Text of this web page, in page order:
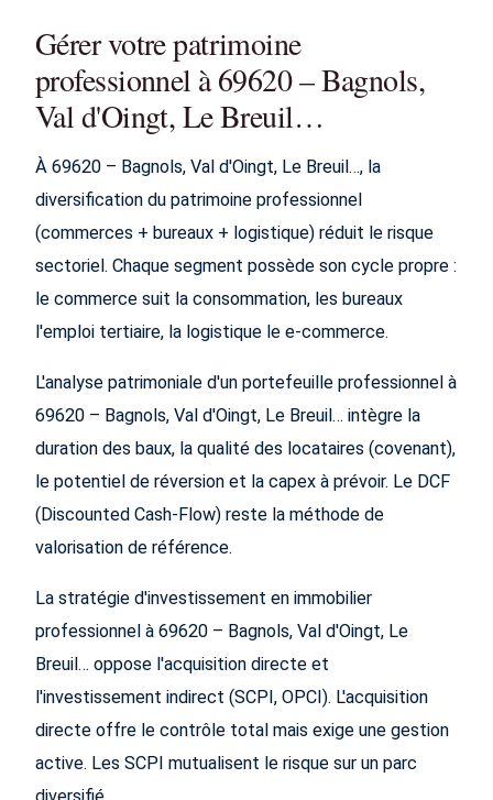
Gérer votre patrimoine
professionnel à 69620 – Bagnols,
Val d'Oingt, Le Breuil…
À 69620 – Bagnols, Val d'Oingt, Le Breuil…, la
diversification du patrimoine professionnel
(commerces + bureaux + logistique) réduit le risque
sectoriel. Chaque segment possède son cycle propre :
le commerce suit la consommation, les bureaux
l'emploi tertiaire, la logistique le e-commerce.
L'analyse patrimoniale d'un portefeuille professionnel à
69620 – Bagnols, Val d'Oingt, Le Breuil… intègre la
duration des baux, la qualité des locataires (covenant),
le potentiel de réversion et la capex à prévoir. Le DCF
(Discounted Cash-Flow) reste la méthode de
valorisation de référence.
La stratégie d'investissement en immobilier
professionnel à 69620 – Bagnols, Val d'Oingt, Le
Breuil… oppose l'acquisition directe et
l'investissement indirect (SCPI, OPCI). L'acquisition
directe offre le contrôle total mais exige une gestion
active. Les SCPI mutualisent le risque sur un parc